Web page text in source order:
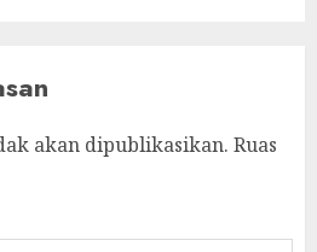
akan dipublikasikan. Ruas